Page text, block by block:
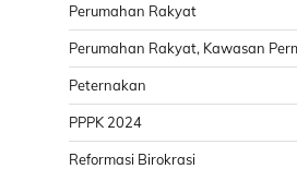
Perumahan Rakyat
Perumahan Rakyat, Kawasan
Peternakan
PPPK 2024
Reformasi Birokrasi